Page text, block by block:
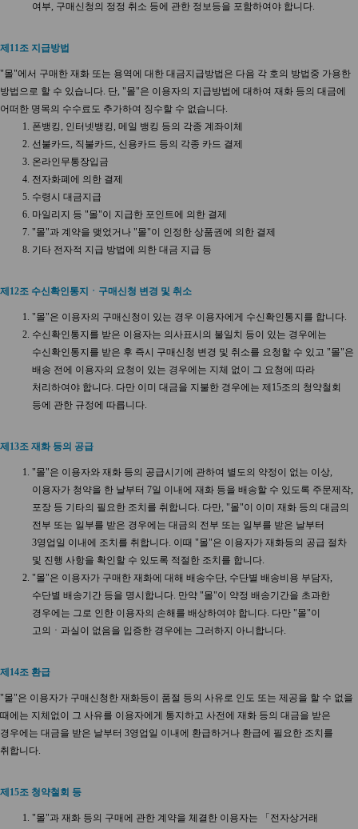
여부, 구매신청의 정정 취소 등에 관한 정보등을 포함하여야 합니다.
제11조 지급방법
"몰"에서 구매한 재화 또는 용역에 대한 대금지급방법은 다음 각 호의 방법중 가용한
방법으로 할 수 있습니다. 단, "몰"은 이용자의 지급방법에 대하여 재화 등의 대금에
어떠한 명목의 수수료도 추가하여 징수할 수 없습니다.
폰뱅킹, 인터넷뱅킹, 메일 뱅킹 등의 각종 계좌이체
선불카드, 직불카드, 신용카드 등의 각종 카드 결제
온라인무통장입금
전자화폐에 의한 결제
수령시 대금지급
마일리지 등 "몰"이 지급한 포인트에 의한 결제
"몰"과 계약을 맺었거나 "몰"이 인정한 상품권에 의한 결제
기타 전자적 지급 방법에 의한 대금 지급 등
제12조 수신확인통지ㆍ구매신청 변경 및 취소
"몰"은 이용자의 구매신청이 있는 경우 이용자에게 수신확인통지를 합니다.
수신확인통지를 받은 이용자는 의사표시의 불일치 등이 있는 경우에는
수신확인통지를 받은 후 즉시 구매신청 변경 및 취소를 요청할 수 있고 "몰"은
배송 전에 이용자의 요청이 있는 경우에는 지체 없이 그 요청에 따라
처리하여야 합니다. 다만 이미 대금을 지불한 경우에는 제15조의 청약철회
등에 관한 규정에 따릅니다.
제13조 재화 등의 공급
"몰"은 이용자와 재화 등의 공급시기에 관하여 별도의 약정이 없는 이상,
이용자가 청약을 한 날부터 7일 이내에 재화 등을 배송할 수 있도록 주문제작,
포장 등 기타의 필요한 조치를 취합니다. 다만, "몰"이 이미 재화 등의 대금의
전부 또는 일부를 받은 경우에는 대금의 전부 또는 일부를 받은 날부터
3영업일 이내에 조치를 취합니다. 이때 "몰"은 이용자가 재화등의 공급 절차
및 진행 사항을 확인할 수 있도록 적절한 조치를 합니다.
"몰"은 이용자가 구매한 재화에 대해 배송수단, 수단별 배송비용 부담자,
수단별 배송기간 등을 명시합니다. 만약 "몰"이 약정 배송기간을 초과한
경우에는 그로 인한 이용자의 손해를 배상하여야 합니다. 다만 "몰"이
고의ㆍ과실이 없음을 입증한 경우에는 그러하지 아니합니다.
제14조 환급
"몰"은 이용자가 구매신청한 재화등이 품절 등의 사유로 인도 또는 제공을 할 수 없을
때에는 지체없이 그 사유를 이용자에게 통지하고 사전에 재화 등의 대금을 받은
경우에는 대금을 받은 날부터 3영업일 이내에 환급하거나 환급에 필요한 조치를
취합니다.
제15조 청약철회 등
"몰"과 재화 등의 구매에 관한 계약을 체결한 이용자는 「전자상거래